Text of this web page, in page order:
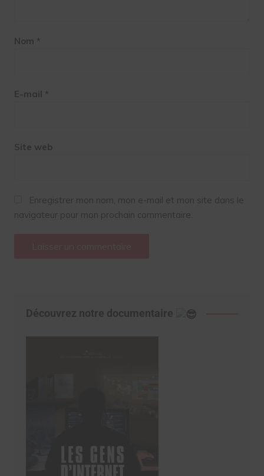
Nom *
E-mail *
Site web
Enregistrer mon nom, mon e-mail et mon site dans le
navigateur pour mon prochain commentaire.
Découvrez notre documentaire